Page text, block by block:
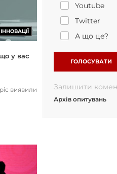
ІННОВАЦІЇ
у вас
виявили
Youtube
Twitter
А що це?
ГОЛОСУВАТИ
Залишити
Архів опитувань